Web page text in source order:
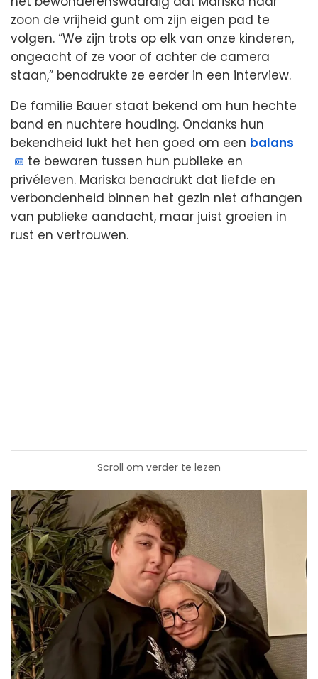
zoon de vrijheid gunt om zijn eigen pad te
volgen. “We zijn trots op elk van onze kinderen,
ongeacht of ze voor of achter de camera
staan,” benadrukte ze eerder in een interview.
De familie Bauer staat bekend om hun hechte
band en nuchtere houding. Ondanks hun
bekendheid lukt het hen goed om een balans
te bewaren tussen hun publieke en
privéleven. Mariska benadrukt dat liefde en
verbondenheid binnen het gezin niet afhangen
van publieke aandacht, maar juist groeien in
rust en vertrouwen.
Scroll om verder te lezen